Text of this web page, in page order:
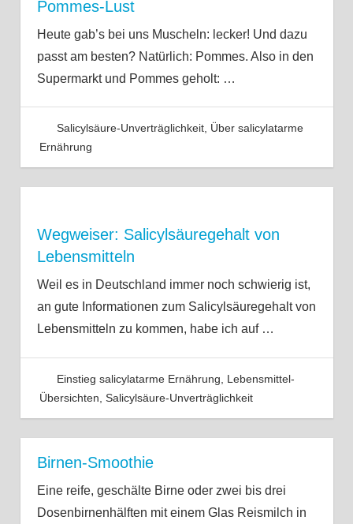
Pommes-Lust
Heute gab’s bei uns Muscheln: lecker! Und dazu
passt am besten? Natürlich: Pommes. Also in den
Supermarkt und Pommes geholt: …
Salicylsäure-Unverträglichkeit Über salicylatarme
Ernährung
Wegweiser: Salicylsäuregehalt von
Lebensmitteln
Weil es in Deutschland immer noch schwierig ist,
an gute Informationen zum Salicylsäuregehalt von
Lebensmitteln zu kommen, habe ich auf …
Einstieg salicylatarme Ernährung
Lebensmittel-
Übersichten Salicylsäure-Unverträglichkeit
Birnen-Smoothie
Eine reife, geschälte Birne oder zwei bis drei
Dosenbirnenhälften mit einem Glas Reismilch in